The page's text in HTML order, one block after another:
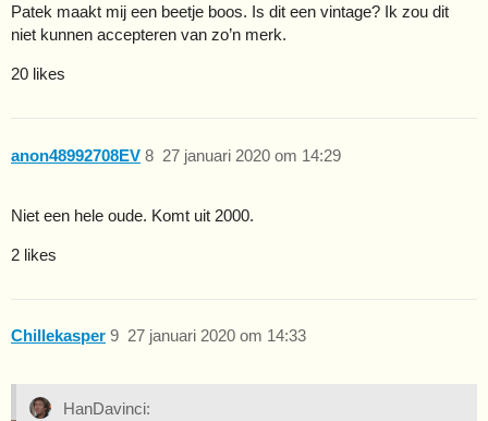
Patek maakt mij een beetje boos. Is dit een vintage? Ik zou dit
niet kunnen accepteren van zo’n merk.
20 likes
anon48992708EV 27 januari 2020 om 14:29
8
Niet een hele oude. Komt uit 2000.
2 likes
Chillekasper 27 januari 2020 om 14:33
9
HanDavinci: